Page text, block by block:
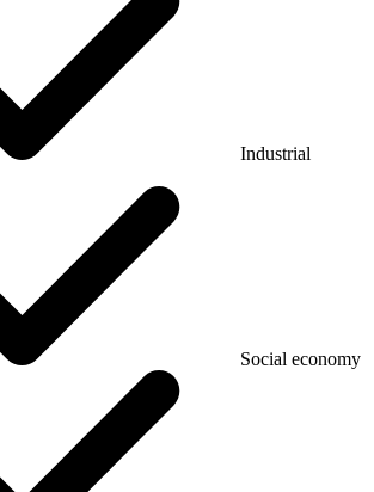
Industrial
Social economy